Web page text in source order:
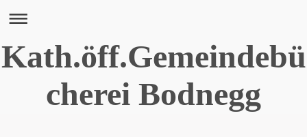
Kath.öff.Gemeindebü
cherei Bodnegg